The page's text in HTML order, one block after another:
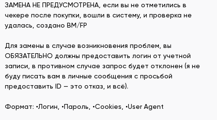
ЗАМЕНА НЕ ПРЕДУСМОТРЕНА, если вы не отметились в
чекере после покупки, вошли в систему, и проверка не
удалась, создано BM/FP
Для замены в случае возникновения проблем, вы
ОБЯЗАТЕЛЬНО должны предоставить логин от учетной
записи, в противном случае запрос будет отклонен (я не
буду писать вам в личные сообщения с просьбой
предоставить ID — это отказ, и всё).
Формат: •Логин, •Пароль, •Cookies, •User Agent